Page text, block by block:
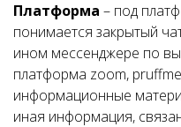
Платформа – под
понимается закрытый
ином мессенджере по
платформа zoom,
информационные
иная информация,